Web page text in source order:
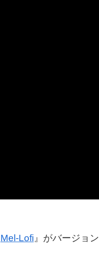
Mel-Lofi 』がバージョン